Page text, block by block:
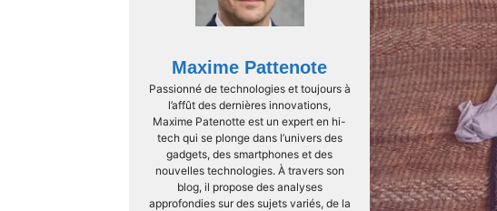
Maxime Pattenote
Passionné de technologies et toujours à
l’affût des dernières innovations,
Maxime Patenotte est un expert en hi-
tech qui se plonge dans l’univers des
gadgets, des smartphones et des
nouvelles technologies. À travers son
blog, il propose des analyses
approfondies sur des sujets variés, de la